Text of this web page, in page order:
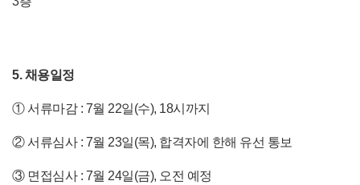
5. 채용일정
① 서류마감 : 7월 22일(수), 18시까지
② 서류심사 : 7월 23일(목), 합격자에 한해 유선 통보
③ 면접심사 : 7월 24일(금), 오전 예정